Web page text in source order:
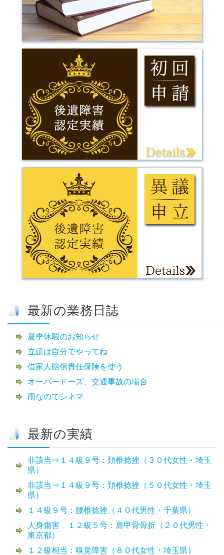
最新の業務日誌
夏季休暇のお知らせ
立証は自分でやってね
借家人賠償責任保険を使う
オーバードーズ、交通事故の場合
雨なのでシネマ
最新の実績
非該当⇒１４級９号：頚椎捻挫（３０代女性・埼玉
県）
非該当⇒１４級９号：頚椎捻挫（５０代女性・埼玉
県）
１４級９号：腰椎捻挫（４０代男性・千葉県）
人身傷害 １２級５号：肩甲骨骨折（２０代男性・
東京都）
１２級相当：嗅覚障害（８０代女性・埼玉県）